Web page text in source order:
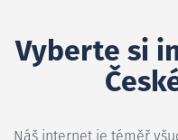
Vyberte si
Náš internet je téměř